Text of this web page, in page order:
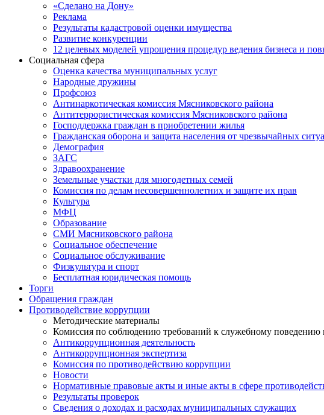
«Сделано на Дону»
Реклама
Результаты кадастровой оценки имущества
Развитие конкуренции
12 целевых моделей упрощения процедур ведения бизнеса и
Социальная сфера
Оценка качества муниципальных услуг
Народные дружины
Профсоюз
Антинаркотическая комиссия Мясниковского района
Антитеррористическая комиссия Мясниковского района
Господдержка граждан в приобретении жилья
Гражданская оборона и защита населения от чрезвычайных
Демография
ЗАГС
Здравоохранение
Земельные участки для многодетных семей
Комиссия по делам несовершеннолетних и защите их прав
Культура
МФЦ
Образование
СМИ Мясниковского района
Социальное обеспечение
Социальное обслуживание
Физкультура и спорт
Бесплатная юридическая помощь
Торги
Обращения граждан
Противодействие коррупции
Методические материалы
Комиссия по соблюдению требований к служебному поведению
Антикоррупционная деятельность
Антикоррупционная экспертиза
Комиссия по противодействию коррупции
Новости
Нормативные правовые акты и иные акты в сфере
Результаты проверок
Сведения о доходах и расходах муниципальных служащих